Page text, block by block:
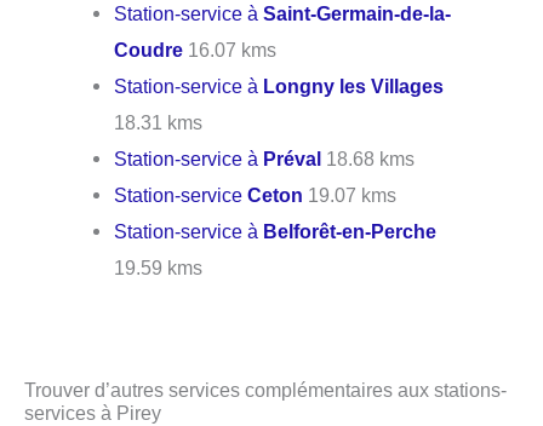
Station-service àSaint-Germain-de-la-
Coudre 16.07 kms
Station-service à Longny les Villages
18.31 kms
Station-service à Préval 18.68 kms
Station-serviceCeton 19.07 kms
Station-service à Belforêt-en-Perche
19.59 kms
Trouver d’autres services complémentaires aux stations-
services à Pirey